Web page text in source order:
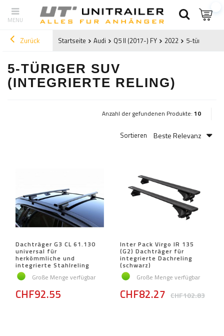
Zurück Startseite Audi Q5 II (2017-) FY 2022 5-türiger
5-TÜRIGER SUV
(INTEGRIERTE RELING)
Anzahl der gefundenen Produkte: 10
Sortieren Beste Relevanz
Dachträger G3 CL 61.130
universal für
herkömmliche und
integrierte Stahlreling
Große Menge verfügbar
CHF92.55
Inter Pack Virgo IR 135
(G2) Dachträger für
integrierte Dachreling
(schwarz)
Große Menge verfügbar
CHF102.83
CHF82.27